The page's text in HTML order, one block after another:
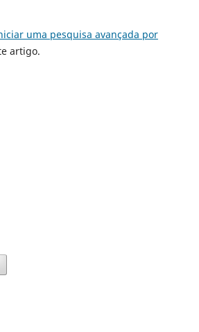
uma pesquisa avançada por
artigo.